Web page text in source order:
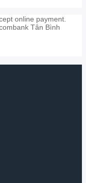
online payment.
Tân Bình